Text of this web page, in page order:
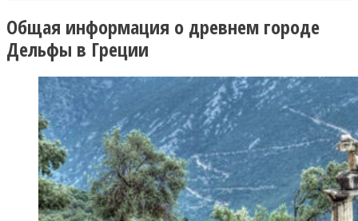
Общая информация о древнем городе
Дельфы в Греции